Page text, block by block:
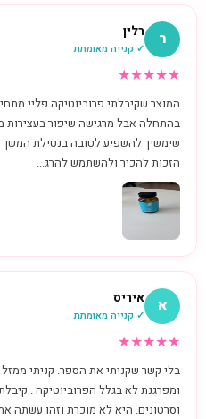
ר רלין
✓ קנייה מאומתת
★
★
★
★
★
המוצר שקיבלתי פרוביוטיקה פליי
בהתחלה אבל מרגישה שיפור בעצירות
שימשיך להשפיע לטובה בנטילת
הזכות להכיר ולהשתמש להרג...
א איריס
✓ קנייה מאומתת
★
★
★
★
★
בלי קשר שקניתי את הספר. קניתי
ומפרגנת לא בגלל הפרוביוטיקה .
וסרטונים. היא לא מוכרת וזהו עשתה